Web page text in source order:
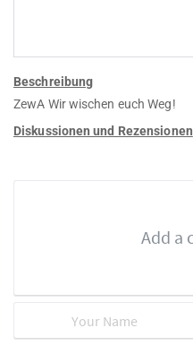
Beschreibung
ZewA Wir wischen euch Weg!
Diskussionen und Rezensionen